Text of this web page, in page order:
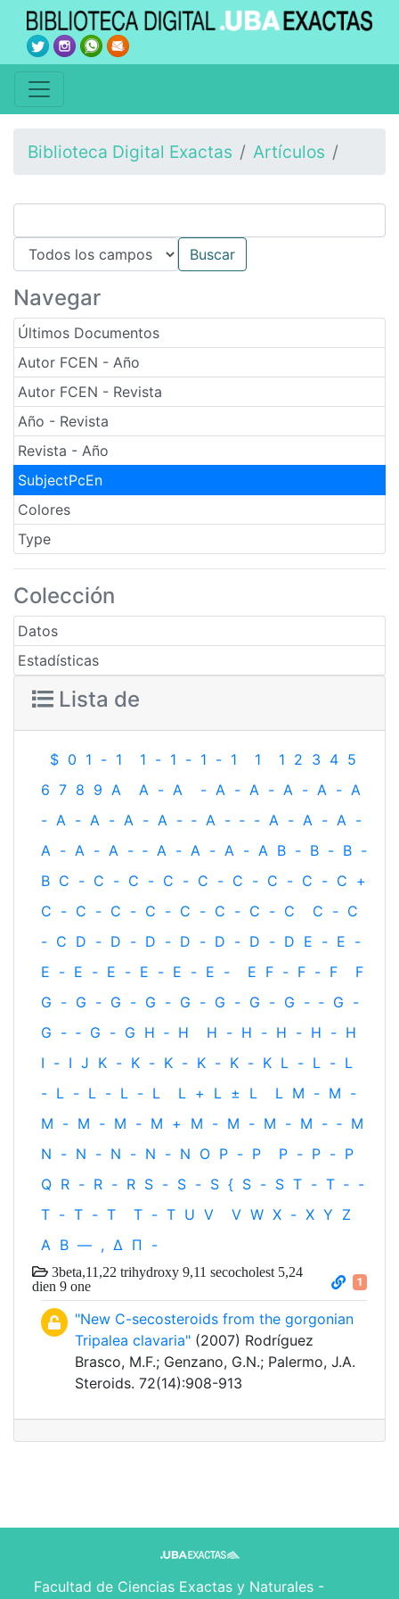
Biblioteca Digital Exactas Artículos
Navegar
Últimos Documentos
Autor FCEN - Año
Autor FCEN - Revista
Año - Revista
Revista - Año
SubjectPcEn
Colores
Type
Colección
Datos
Estadísticas
Lista de
$ 0 1 - 1 1 - 1 - 1 - 1 1 1 2 3 4 5
6 7 8 9 A A - A - A - A - A - A - A
- A - A - A - A - ‐ A - ‐ - A - A - A -
A - A - A - ‐ A - A - A - A B - B - B -
B C - C - C - C - C - C - C - C - C +
C - C - C - C - C - C - C - C C - C
- C D - D - D - D - D - D - D E - E -
E - E - E - E - E - E - E F - F - F
F
G - G - G - G - G - G - G - G - ‐ G -
G - ‐ G - G H ‐ H H - H - H - H - H
I - I J K - K - K - K - K - K L - L - L
- L - L - L - L L + L ± L L M - M -
M - M - M - M + M - M - M - M - ‐ M
N - N - N - N - N O P - P P - P - P
Q R - R - R S - S - S { S - S T - T ‐ -
T - T - T T - T U V V W X - X Y Z
Α Β — , Δ Π -
3beta,11,22 trihydroxy 9,11 secocholest 5,24
dien 9 one
1
"New C-secosteroids from the gorgonian
Tripalea clavaria" (2007) Rodríguez
Brasco, M.F.; Genzano, G.N.; Palermo, J.A.
Steroids. 72(14):908-913
Facultad de Ciencias Exactas y Naturales -